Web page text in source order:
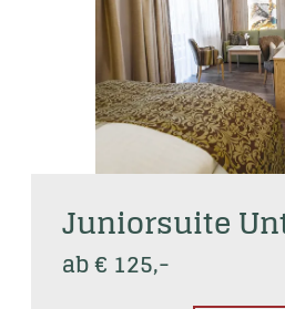
Juniorsuite
ab € 125,-